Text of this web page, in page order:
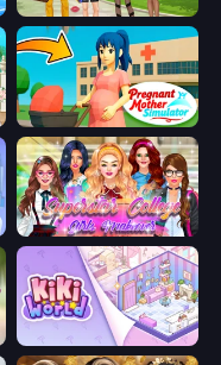
Superstar Family Dress Up
Pregnant Mother Simulator
Superstar College Girls Makeover
KiKi World